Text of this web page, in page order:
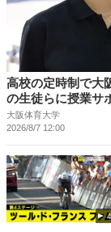
高校の定時制で大
の生徒らに授業
大阪体育大学
2026/8/7 12:00